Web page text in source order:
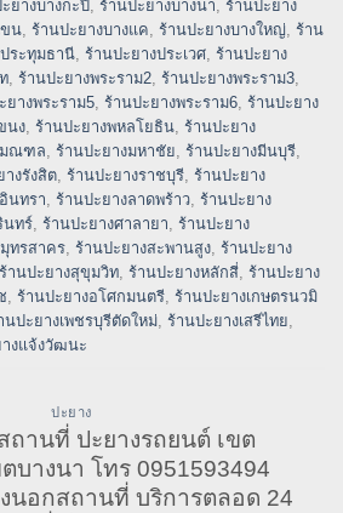
ยางบางกะปิ, ร้านปะยางบางนา, ร้านปะยาง
ขน, ร้านปะยางบางแค, ร้านปะยางบางใหญ่, ร้าน
ระทุมธานี, ร้านปะยางประเวศ, ร้านปะยาง
, ร้านปะยางพระราม2, ร้านปะยางพระราม3,
ยางพระราม5, ร้านปะยางพระราม6, ร้านปะยาง
นง, ร้านปะยางพหลโยธิน, ร้านปะยาง
มณฑล, ร้านปะยางมหาชัย, ร้านปะยางมีนบุรี,
งรังสิต, ร้านปะยางราชบุรี, ร้านปะยาง
นทรา, ร้านปะยางลาดพร้าว, ร้านปะยาง
นทร์, ร้านปะยางศาลายา, ร้านปะยาง
ทรสาคร, ร้านปะยางสะพานสูง, ร้านปะยาง
ร้านปะยางสุขุมวิท, ร้านปะยางหลักสี่, ร้านปะยาง
, ร้านปะยางอโศกมนตรี, ร้านปะยางเกษตรนวมิ
นปะยางเพชรบุรีตัดใหม่, ร้านปะยางเสรีไทย,
งแจ้งวัฒนะ
ปะยาง
ถานที่ ปะยางรถยนต์ เขต
บางนา โทร 0951593494
นอกสถานที่ บริการตลอด 24